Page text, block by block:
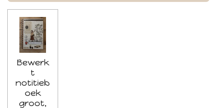
Bewerk
t
notitieb
oek
groot,